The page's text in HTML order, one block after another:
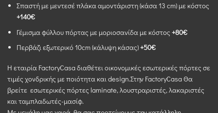
Σπαστή με μεντεσέ πλάκα αμοντάριστη (κάσα 13 cm) με κόστος
+140€
Γέμισμα φύλλου πόρτας με μοριοσανίδα με κόστος +80€
Περβάζι εξωτερικό 10cm (κάλυψη κάσας)+50€
Η εταιρία FactoryCasa διαθέτει οικονομικές εσωτερικές πόρτες σε
τιμές χονδρικής με ποιότητα και design.Στην FactoryCasa Θα
βρείτε εσωτερικές πόρτες laminate, λουστραριστές, λακαριστές
και ταμπλαδωτές-μασίφ.